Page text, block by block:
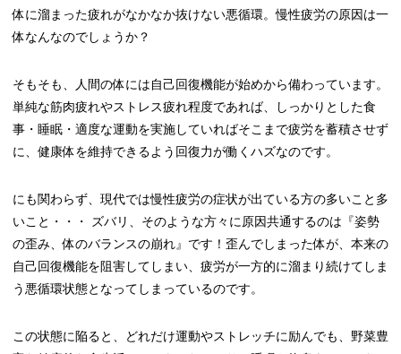
体に溜まった疲れがなかなか抜けない悪循環。慢性疲労の原因は一
体なんなのでしょうか？
そもそも、人間の体には自己回復機能が始めから備わっています。
単純な筋肉疲れやストレス疲れ程度であれば、しっかりとした食
事・睡眠・適度な運動を実施していればそこまで疲労を蓄積させず
に、健康体を維持できるよう回復力が働くハズなのです。
にも関わらず、現代では慢性疲労の症状が出ている方の多いこと多
いこと・・・ ズバリ、そのような方々に原因共通するのは『姿勢
の歪み、体のバランスの崩れ』です！歪んでしまった体が、本来の
自己回復機能を阻害してしまい、疲労が一方的に溜まり続けてしま
う悪循環状態となってしまっているのです。
この状態に陥ると、どれだけ運動やストレッチに励んでも、野菜豊